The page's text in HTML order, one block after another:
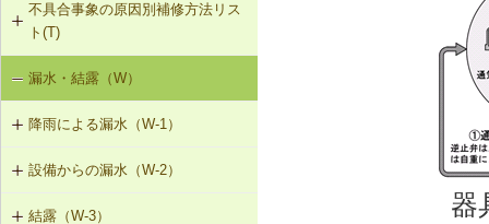
T-1-001 丁番の取付け調整
T-1-002 丁番の取替え
T-1-003 ラッチボルト受金物の調整
T-1-004 錠の取替え
不具合事象の原因別補修方法リス
ト(T)
建具の開閉不良（T-1）
漏水・結露（W）
降雨による漏水（W-1）
W-1-401 けらば水切の再施工
W-1-402 軒先水切・軒どいの再施工
設備からの漏水（W-2）
W-2-001 混合水栓の接続部品の交換
結露（W-3） 器